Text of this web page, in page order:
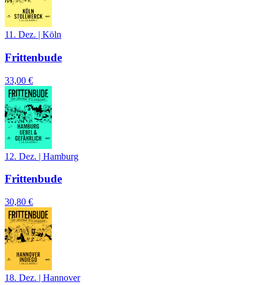
11. Dez. | Köln
Frittenbude
33,00 €
12. Dez. | Hamburg
Frittenbude
30,80 €
18. Dez. | Hannover